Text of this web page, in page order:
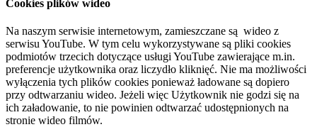
Cookies plików wideo
Na naszym serwisie internetowym, zamieszczane są wideo z
serwisu YouTube. W tym celu wykorzystywane są pliki cookies
podmiotów trzecich dotyczące usługi YouTube zawierające m.in.
preferencje użytkownika oraz liczydło kliknięć. Nie ma możliwości
wyłączenia tych plików cookies ponieważ ładowane są dopiero
przy odtwarzaniu wideo. Jeżeli więc Użytkownik nie godzi się na
ich załadowanie, to nie powinien odtwarzać udostępnionych na
stronie wideo filmów.